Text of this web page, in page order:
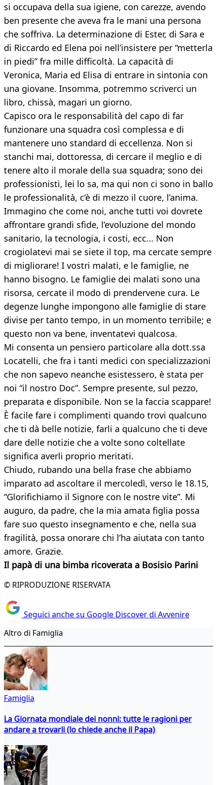
si occupava della sua igiene, con carezze, avendo
ben presente che aveva fra le mani una persona
che soffriva. La determinazione di Ester, di Sara e
di Riccardo ed Elena poi nell’insistere per “metterla
in piedi” fra mille difficoltà. La capacità di
Veronica, Maria ed Elisa di entrare in sintonia con
una giovane. Insomma, potremmo scriverci un
libro, chissà, magari un giorno.
Capisco ora le responsabilità del capo di far
funzionare una squadra così complessa e di
mantenere uno standard di eccellenza. Non si
stanchi mai, dottoressa, di cercare il meglio e di
tenere alto il morale della sua squadra; sono dei
professionisti, lei lo sa, ma qui non ci sono in ballo
le professionalità, c’è di mezzo il cuore, l’anima.
Immagino che come noi, anche tutti voi dovrete
affrontare grandi sfide, l’evoluzione del mondo
sanitario, la tecnologia, i costi, ecc... Non
crogiolatevi mai se siete il top, ma cercate sempre
di migliorare! I vostri malati, e le famiglie, ne
hanno bisogno. Le famiglie dei malati sono una
risorsa, cercate il modo di prendervene cura. Le
degenze lunghe impongono alle famiglie di stare
divise per tanto tempo, in un momento terribile; e
questo non va bene, inventatevi qualcosa.
Mi consenta un pensiero particolare alla dott.ssa
Locatelli, che fra i tanti medici con specializzazioni
che non sapevo neanche esistessero, è stata per
noi “il nostro Doc”. Sempre presente, sul pezzo,
preparata e disponibile. Non se la faccia scappare!
È facile fare i complimenti quando trovi qualcuno
che ti dà belle notizie, farli a qualcuno che ti deve
dare delle notizie che a volte sono coltellate
significa averli proprio meritati.
Chiudo, rubando una bella frase che abbiamo
imparato ad ascoltare il mercoledì, verso le 18.15,
“Glorifichiamo il Signore con le nostre vite”. Mi
auguro, da padre, che la mia amata figlia possa
fare suo questo insegnamento e che, nella sua
fragilità, possa onorare chi l’ha aiutata con tanto
amore. Grazie.
Il papà di una bimba ricoverata a Bosisio Parini
© RIPRODUZIONE RISERVATA
Seguici anche su Google Discover di Avvenire
Altro di Famiglia
Famiglia
La Giornata mondiale dei nonni: tutte le ragioni per
andare a trovarli (lo chiede anche il Papa)